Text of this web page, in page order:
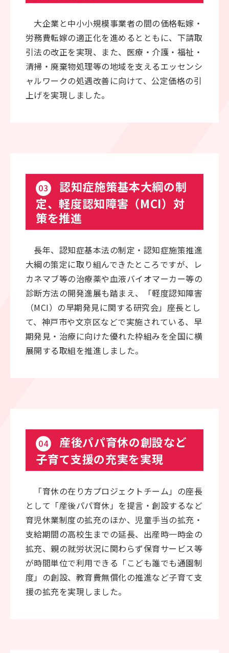
大企業と中小小規模事業者の間の価格転嫁・
労務費転嫁の適正化を進めるとともに、下請取
引法の改正を実現、また、医療・介護・福祉・
清掃・廃棄物処理等の地域を支えるエッセンシ
ャルワークの処遇改善に向けて、公定価格の引
上げを実現しました。
03
認知症施策基本大綱の制
定、軽度認知障害（MCI）対
策を推進
長年、認知症基本法の制定・認知症施策推進
大綱の策定に取り組んできたところですが、レ
カネマブ等の治療薬や血液バイオマーカー等の
診断方法の開発進展も踏まえ、「軽度認知障害
（MCI）の早期発見に関する研究会」座長とし
て、神戸市や文京区などで実施されている、早
期発見・治療に向けた優れた枠組みを全国に横
展開する取組を推進しました。
04
産後パパ育休の創設など
子育て支援の充実を実現
「育休の在り方プロジェクトチーム」の座長
として「産後パパ育休」を提言・創設するなど
育児休業制度の拡充のほか、児童手当の拡充・
支給期間の高校生までの延長、出産時一時金の
拡充、親の就労状況に関わらず保育サービス等
が時間単位で利用できる「こども誰でも通園制
度」の創設、教育費無償化の推進など子育て支
援の拡充を実現しました。